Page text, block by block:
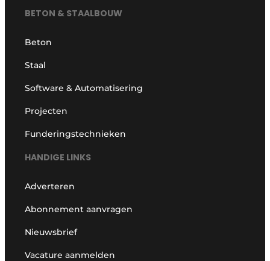
BETON & STAALBOUW
Beton
Staal
Software & Automatisering
Projecten
Funderingstechnieken
HANDIGE LINKS
Adverteren
Abonnement aanvragen
Nieuwsbrief
Vacature aanmelden